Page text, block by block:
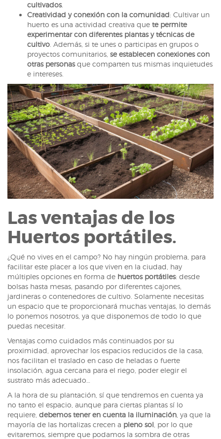
cultivados.
Creatividad y conexión con la comunidad: Cultivar un
huerto es una actividad creativa que te permite
experimentar con diferentes plantas y técnicas de
cultivo. Además, si te unes o participas en grupos o
proyectos comunitarios, se establecen conexiones con
otras personasque comparten tus mismas inquietudes
e intereses.
Las ventajas de los
Huertos portátiles.
¿Qué no vives en el campo? No hay ningún problema, para
facilitar este placer a los que viven en la ciudad, hay
múltiples opciones en forma de huertos portátiles: desde
bolsas hasta mesas, pasando por diferentes cajones,
jardineras o contenedores de cultivo. Solamente necesitas
un espacio que te proporcionará muchas ventajas, lo demás
lo ponemos nosotros, ya que disponemos de todo lo que
puedas necesitar.
Ventajas como cuidados más continuados por su
proximidad, aprovechar los espacios reducidos de la casa,
nos facilitan el traslado en caso de heladas o fuerte
insolación, agua cercana para el riego, poder elegir el
sustrato más adecuado…
A la hora de su plantación, sí que tendremos en cuenta ya
no tanto el espacio, aunque para ciertas plantas sí lo
requiere, debemos tener en cuenta la iluminación , ya que la
mayoría de las hortalizas crecen a pleno sol , por lo que
evitaremos, siempre que podamos la sombra de otras